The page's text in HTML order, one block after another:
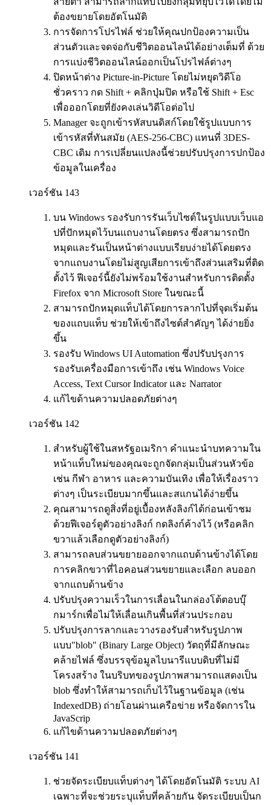
ต้องขยายโดยอัตโนมัติ
การจัดการโปรไฟล์ ช่วยให้คุณปกป้องความเป็น
ส่วนตัวและจดจ่อกับชีวิตออนไลน์ได้อย่างเต็มที่ ด้วย
การแบ่งชีวิตออนไลน์ออกเป็นโปรไฟล์ต่างๆ
ปิดหน้าต่าง Picture-in-Picture โดยไม่หยุดวิดีโอ
ชั่วคราว กด Shift + คลิกปุ่มปิด หรือใช้ Shift + Esc
เพื่อออกโดยที่ยังคงเล่นวิดีโอต่อไป
Manager จะถูกเข้ารหัสบนดิสก์โดยใช้รูปแบบการ
เข้ารหัสที่ทันสมัย ​​(AES-256-CBC) แทนที่ 3DES-
CBC เดิม การเปลี่ยนแปลงนี้ช่วยปรับปรุงการปกป้อง
ข้อมูลในเครื่อง
เวอร์ชัน 143
บน Windows รองรับการรันเว็บไซต์ในรูปแบบเว็บแอ
ปที่ปักหมุดไว้บนแถบงานโดยตรง ซึ่งสามารถปัก
หมุดและรันเป็นหน้าต่างแบบเรียบง่ายได้โดยตรง
จากแถบงานโดยไม่สูญเสียการเข้าถึงส่วนเสริมที่ติด
ตั้งไว้ ฟีเจอร์นี้ยังไม่พร้อมใช้งานสำหรับการติดตั้ง
Firefox จาก Microsoft Store ในขณะนี้
สามารถปักหมุดแท็บได้โดยการลากไปที่จุดเริ่มต้น
ของแถบแท็บ ช่วยให้เข้าถึงไซต์สำคัญๆ ได้ง่ายยิ่ง
ขึ้น
รองรับ Windows UI Automation ซึ่งปรับปรุงการ
รองรับเครื่องมือการเข้าถึง เช่น Windows Voice
Access, Text Cursor Indicator และ Narrator
แก้ไขด้านความปลอดภัยต่างๆ
เวอร์ชัน 142
สำหรับผู้ใช้ในสหรัฐอเมริกา คำแนะนำบทความใน
หน้าแท็บใหม่ของคุณจะถูกจัดกลุ่มเป็นส่วนหัวข้อ
เช่น กีฬา อาหาร และความบันเทิง เพื่อให้เรื่องราว
ต่างๆ เป็นระเบียบมากขึ้นและสแกนได้ง่ายขึ้น
คุณสามารถดูสิ่งที่อยู่เบื้องหลังลิงก์ได้ก่อนเข้าชม
ด้วยฟีเจอร์ดูตัวอย่างลิงก์ กดลิงก์ค้างไว้ (หรือคลิก
ขวาแล้วเลือกดูตัวอย่างลิงก์)
สามารถลบส่วนขยายออกจากแถบด้านข้างได้โดย
การคลิกขวาที่ไอคอนส่วนขยายและเลือก ลบออก
จากแถบด้านข้าง
ปรับปรุงความเร็วในการเลื่อนในกล่องโต้ตอบบุ๊
กมาร์กเพื่อไม่ให้เลื่อนเกินพื้นที่ส่วนประกอบ
ปรับปรุงการลากและวางรองรับสำหรับรูปภาพ
แบบ"blob" (Binary Large Object) วัตถุที่มีลักษณะ
คล้ายไฟล์ ซึ่งบรรจุข้อมูลไบนารีแบบดิบที่ไม่มี
โครงสร้าง ในบริบทของรูปภาพสามารถแสดงเป็น
blob ซึ่งทำให้สามารถเก็บไว้ในฐานข้อมูล (เช่น
IndexedDB) ถ่ายโอนผ่านเครือข่าย หรือจัดการใน
JavaScrip
แก้ไขด้านความปลอดภัยต่างๆ
เวอร์ชัน 141
ช่วยจัดระเบียบแท็บต่างๆ ได้โดยอัตโนมัติ ระบบ AI
เฉพาะที่จะช่วยระบุแท็บที่คล้ายกัน จัดระเบียบเป็นก